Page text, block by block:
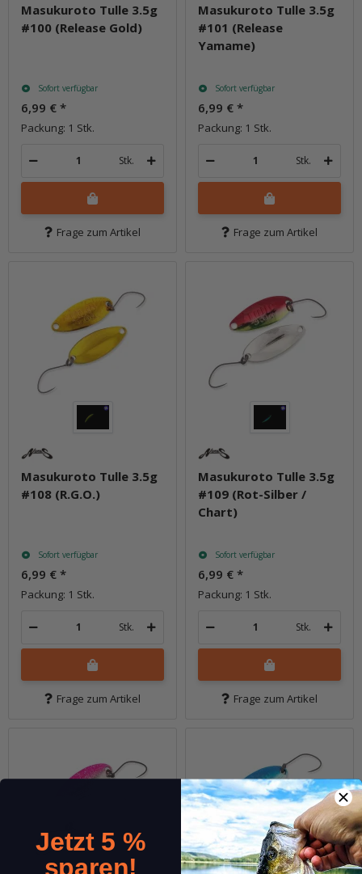
Masukuroto Tulle 3.5g
#100 (Release Gold)
Sofort verfügbar
6,99 € *
Packung: 1 Stk.
Stk.
Frage zum Artikel
Masukuroto Tulle 3.5g
#101 (Release
Yamame)
Sofort verfügbar
6,99 € *
Packung: 1 Stk.
Stk.
Frage zum Artikel
Masukuroto Tulle 3.5g
#108 (R.G.O.)
Sofort verfügbar
6,99 € *
Packung: 1 Stk.
Stk.
Frage zum Artikel
Masukuroto Tulle 3.5g
#109 (Rot-Silber /
Chart)
Sofort verfügbar
6,99 € *
Packung: 1 Stk.
Stk.
Frage zum Artikel
Jetzt 5 %
sparen!